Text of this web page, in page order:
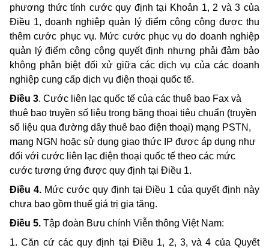
phương thức tính cước quy định tại Khoản 1, 2 và 3 của
Điều 1, doanh nghiệp quản lý điểm công cộng được thu
thêm cước phục vụ. Mức cước phục vụ do doanh nghiệp
quản lý điểm công cộng quyết định nhưng phải đảm bảo
không phân biệt đối xử giữa các dịch vụ của các doanh
nghiệp cung cấp dịch vụ điện thoại quốc tế.
Điều 3. Cước liên lạc quốc tế của các thuê bao Fax và
thuê bao truyền số liệu trong băng thoại tiêu chuẩn (truyền
số liệu qua đường dây thuê bao điện thoại) mạng PSTN,
mạng NGN hoặc sử dụng giao thức IP được áp dụng như
đối với cước liên lạc điện thoại quốc tế theo các mức
cước tương ứng được quy định tại Điều 1.
Điều 4.Mức cước quy định tại Điều 1 của quyết định này
chưa bao gồm thuế giá trị gia tăng.
Điều 5. Tập đoàn Bưu chính Viễn thông Việt Nam:
1. Căn cứ các quy định tại Điều 1, 2, 3, và 4 của Quyết